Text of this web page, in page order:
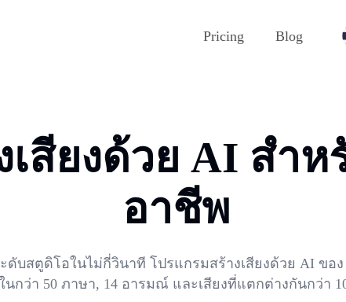
Pricing Blog
สียงด้วย AI สำ
อาชีพ
บสตูดิโอในไม่กี่วินาที โปรแกรมสร้างเสียงด้วย AI ของ
นกว่า 50 ภาษา, 14 อารมณ์ และเสียงที่แตกต่างกันกว่า